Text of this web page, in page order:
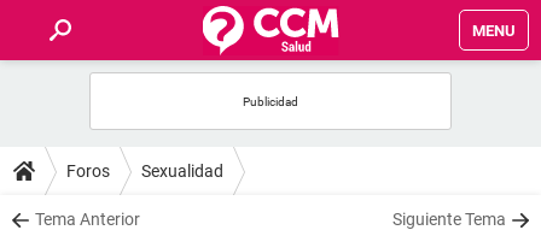
MENU
FOROS
SALUD
Foros Sexualidad
Tema Anterior Siguiente Tema